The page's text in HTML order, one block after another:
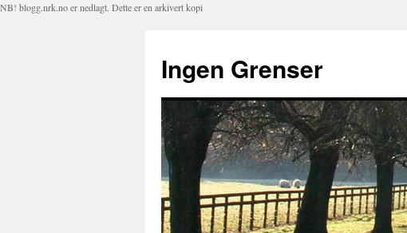
NB! blogg.nrk.no er nedlagt. Dette er en arkivert kopi
Ingen Grenser